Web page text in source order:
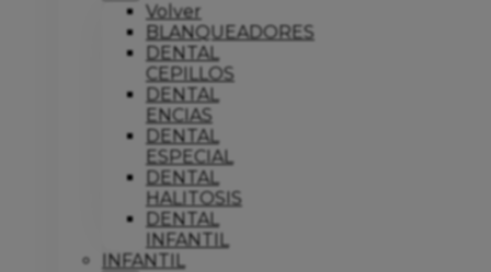
Volver
BLANQUEADORES
DENTAL
CEPILLOS
DENTAL
ENCIAS
DENTAL
ESPECIAL
DENTAL
HALITOSIS
DENTAL
INFANTIL
INFANTIL